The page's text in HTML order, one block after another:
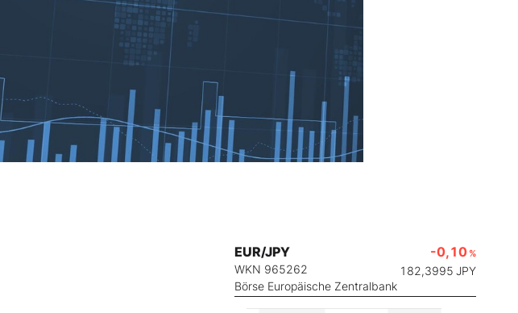
EUR/JPY
WKN 965262
Börse Europäische Zentralbank
-0,10 %
182,3995 JPY